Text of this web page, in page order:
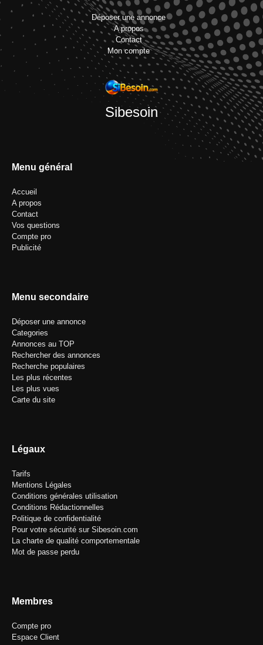
Déposer une annonce
A propos
Contact
Mon compte
Sibesoin
Menu général
Accueil
A propos
Contact
Vos questions
Compte pro
Publicité
Menu secondaire
Déposer une annonce
Categories
Annonces au TOP
Rechercher des annonces
Recherche populaires
Les plus récentes
Les plus vues
Carte du site
Légaux
Tarifs
Mentions Légales
Conditions générales utilisation
Conditions Rédactionnelles
Politique de confidentialité
Pour votre sécurité sur Sibesoin.com
La charte de qualité comportementale
Mot de passe perdu
Membres
Compte pro
Espace Client